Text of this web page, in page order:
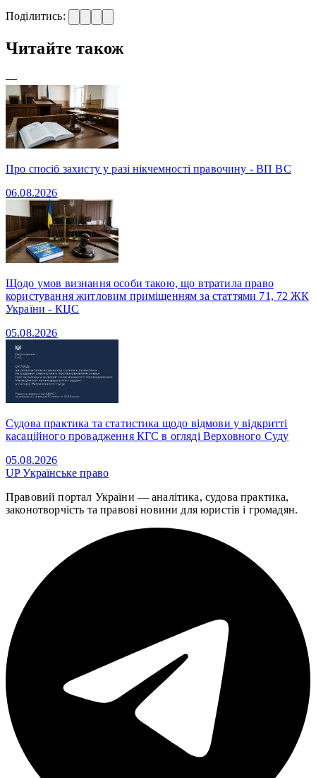
Поділитись:
Читайте також
—
Про спосіб захисту у разі нікчемності правочину - ВП ВС
06.08.2026
Щодо умов визнання особи такою, що втратила право
користування житловим приміщенням за статтями 71, 72 ЖК
України - КЦС
05.08.2026
Судова практика та статистика щодо відмови у відкритті
касаційного провадження КГС в огляді Верховного Суду
05.08.2026
UPУкраїнське право
Правовий портал України — аналітика, судова практика,
законотворчість та правові новини для юристів і громадян.